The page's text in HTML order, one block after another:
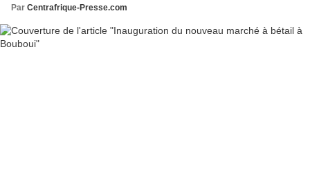
Par Centrafrique-Presse.com